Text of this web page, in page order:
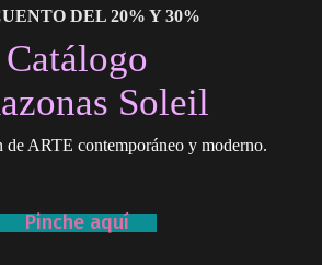
DEL 20% Y 30%
Catálogo
Soleil
de ARTE contemporáneo y moderno.
Pinche aquí